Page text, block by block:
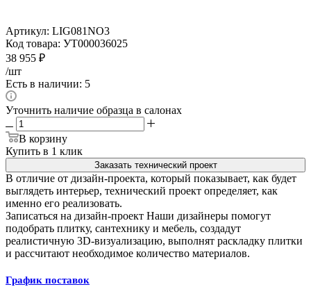
Артикул: LIG081NO3
Код товара: УТ000036025
38 955 ₽
/шт
Есть в наличии: 5
Уточнить наличие образца в салонах
В корзину
Купить в 1 клик
Заказать технический проект
В отличие от дизайн-проекта, который показывает, как будет
выглядеть интерьер, технический проект определяет, как
именно его реализовать.
Записаться на дизайн-проект Наши дизайнеры помогут
подобрать плитку, сантехнику и мебель, создадут
реалистичную 3D-визуализацию, выполнят раскладку плитки
и рассчитают необходимое количество материалов.
График поставок